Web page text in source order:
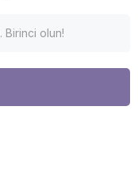
Birinci olun!